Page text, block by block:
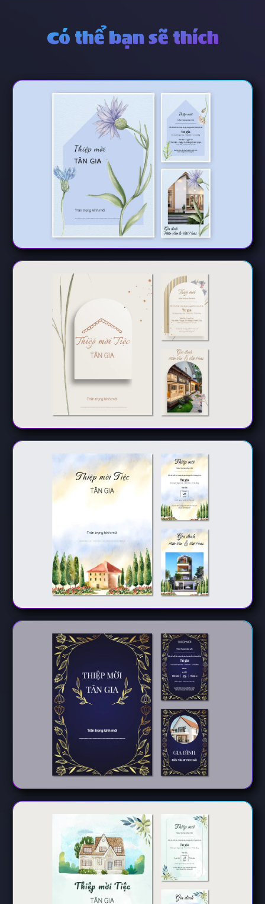
Có thể bạn sẽ thích